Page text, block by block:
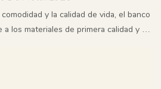
y la calidad de vida, el banco
a los materiales de primera calidad y a